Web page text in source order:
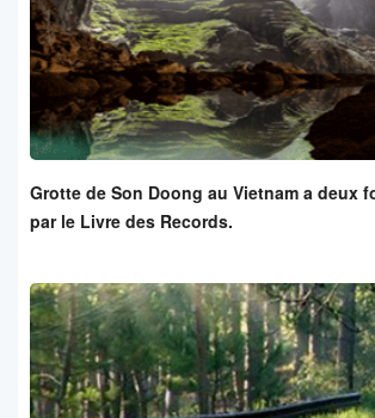
Grotte de Son Doong au Vietnam a deux
par le Livre des Records.